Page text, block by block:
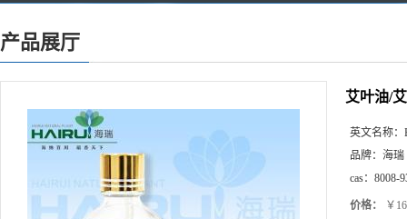
产品展厅
艾叶油/
英文名称：
品牌： 海瑞
cas： 8008-
价格： ￥